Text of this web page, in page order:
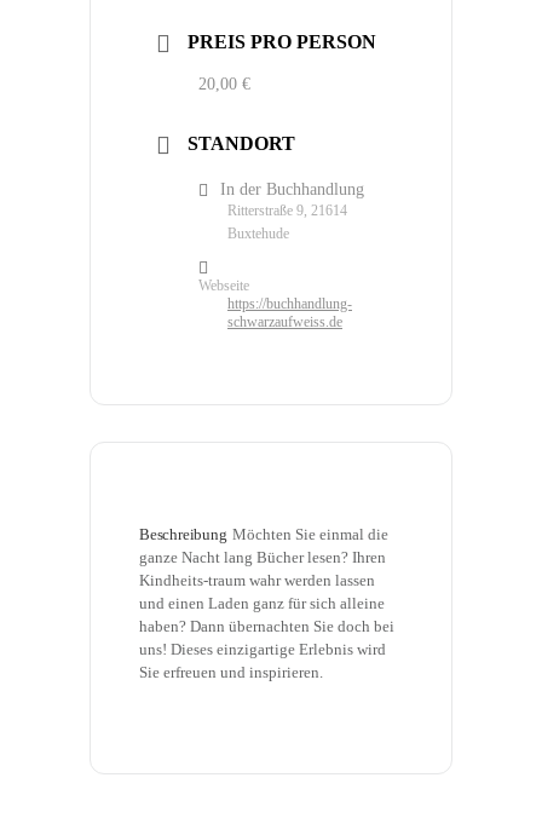
PREIS PRO PERSON
20,00 €
STANDORT
In der Buchhandlung
Ritterstraße 9, 21614
Buxtehude
Webseite
https://buchhandlung-
schwarzaufweiss.de
Beschreibung Möchten Sie einmal die
ganze Nacht lang Bücher lesen? Ihren
Kindheits-traum wahr werden lassen
und einen Laden ganz für sich alleine
haben? Dann übernachten Sie doch bei
uns! Dieses einzigartige Erlebnis wird
Sie erfreuen und inspirieren.